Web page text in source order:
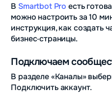
В Smartbot Pro есть
можно настроить за 10
инструкция, как создать
бизнес‑страницы.
Подключаем
В разделе «Каналы»
Подключить аккаунт.